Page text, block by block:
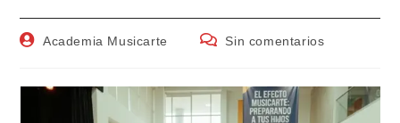
Academia Musicarte Sin comentarios